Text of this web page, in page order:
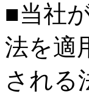
■当社
法を適
される